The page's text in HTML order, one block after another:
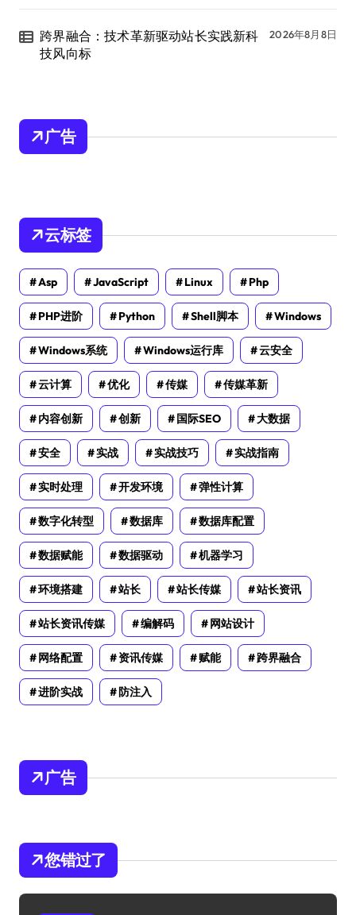
跨界融合：技术革新驱动站长实践新科
技风向标
2026年8月8日
广告
云标签
Asp JavaScript Linux Php
PHP进阶 Python Shell脚本 Windows
Windows系统 Windows运行库 云安全
云计算 优化 传媒 传媒革新
内容创新 创新 国际SEO 大数据
安全 实战 实战技巧 实战指南
实时处理 开发环境 弹性计算
数字化转型 数据库 数据库配置
数据赋能 数据驱动 机器学习
环境搭建 站长 站长传媒 站长资讯
站长资讯传媒 编解码 网站设计
网络配置 资讯传媒 赋能 跨界融合
进阶实战 防注入
广告
您错过了